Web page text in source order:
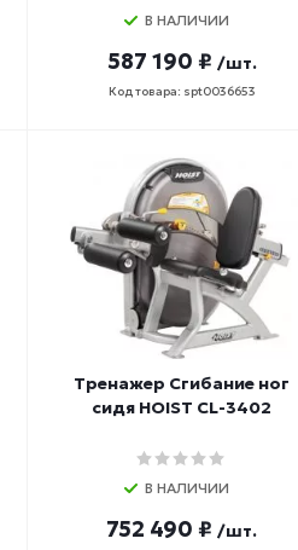
В НАЛИЧИИ
587 190 ₽ /шт.
Код товара: spt0036653
Тренажер Сгибание ног
сидя HOIST CL-3402
В НАЛИЧИИ
752 490 ₽ /шт.